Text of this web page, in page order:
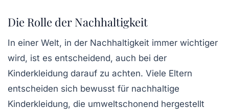
Die Rolle der Nachhaltigkeit
In einer Welt, in der Nachhaltigkeit immer wichtiger
wird, ist es entscheidend, auch bei der
Kinderkleidung darauf zu achten. Viele Eltern
entscheiden sich bewusst für nachhaltige
Kinderkleidung, die umweltschonend hergestellt